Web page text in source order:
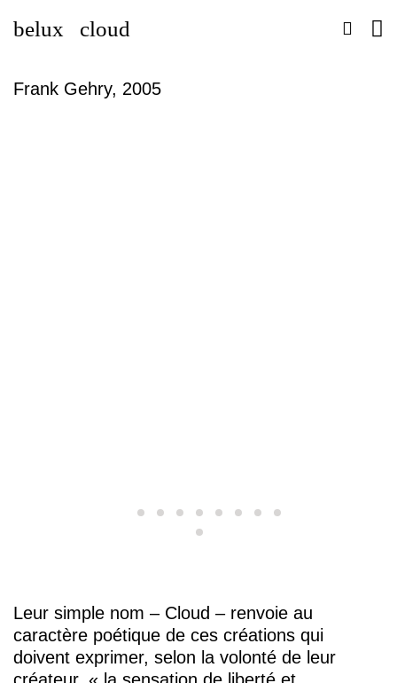
belux cloud
Frank Gehry, 2005
Leur simple nom – Cloud – renvoie au
caractère poétique de ces créations qui
doivent exprimer, selon la volonté de leur